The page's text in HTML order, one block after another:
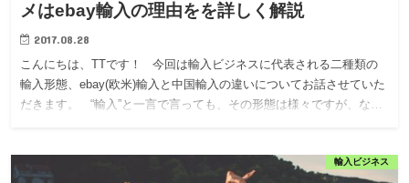
メはebay輸入の理由をを詳しく解説
2017.08.28
こんにちは、TTです！ 今回は輸入ビジネスに代表される二種類の
輸入形態、ebay(欧米)輸入と中国輸入の違いについてお話させていた
だきます。 “輸入”と一言で言っても、その形態は様々ですが、な…
輸入ビジネス